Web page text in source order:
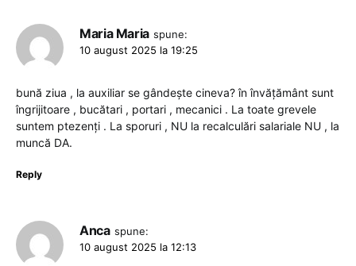
Maria Maria spune:
10 august 2025 la 19:25
bună ziua , la auxiliar se gândește cineva? în învățământ sunt
îngrijitoare , bucătari , portari , mecanici . La toate grevele
suntem ptezenți . La sporuri , NU la recalculări salariale NU , la
muncă DA.
Reply
Anca spune:
10 august 2025 la 12:13